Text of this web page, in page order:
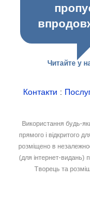
Читайте у
Контакти :
Використання будь-
прямого і відкритого
розміщено в
(для інтернет-видань)
Творець та